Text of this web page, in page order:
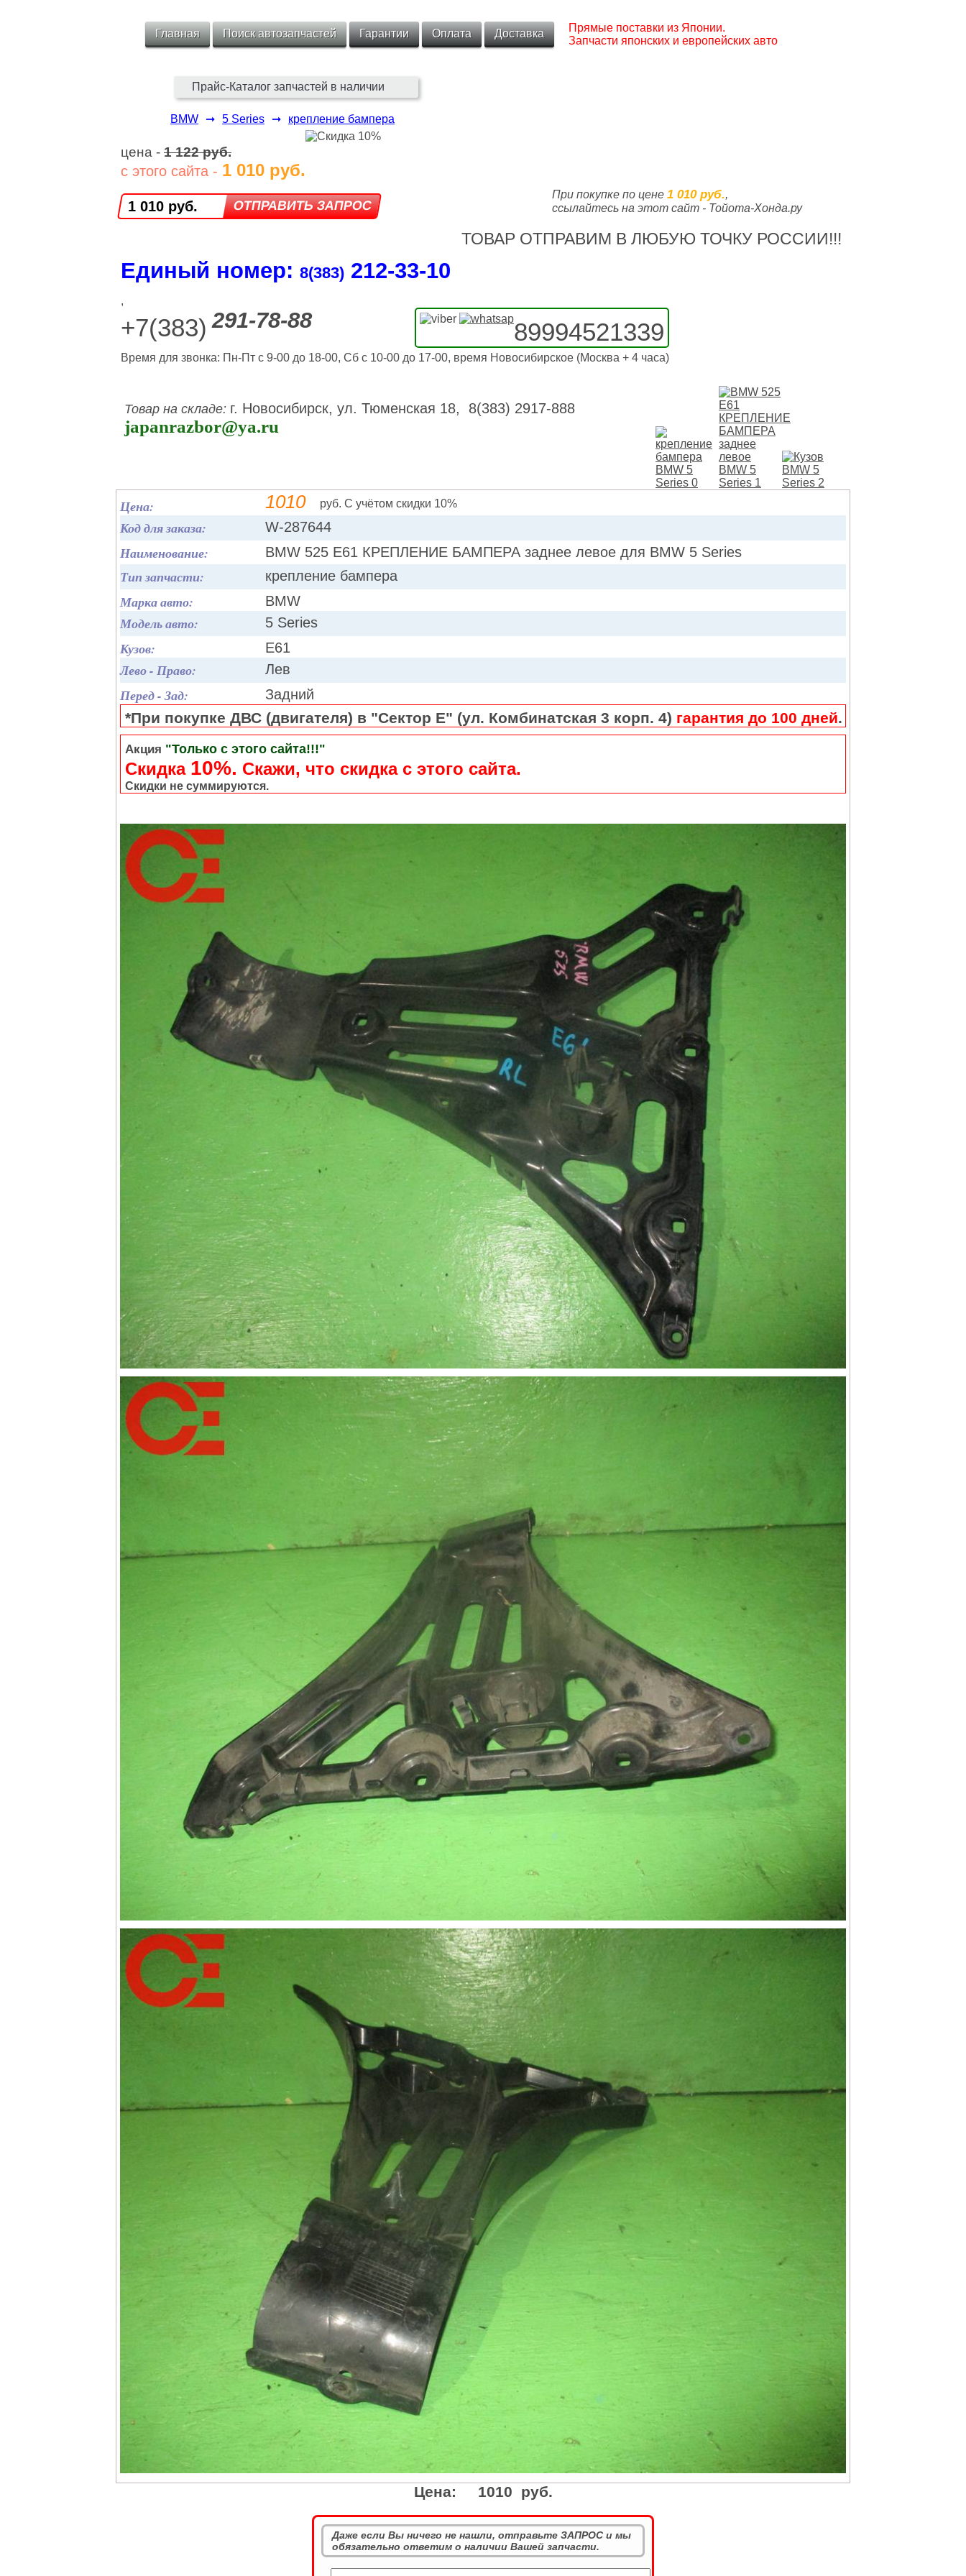
Главная Поиск автозапчастей Гарантии Оплата Доставка
Прямые поставки из Японии.
Запчасти японских и европейских авто
Прайс-Каталог запчастей в наличии
BMW ➞ 5 Series ➞ крепление бампера
цена - 1 122 руб.
с этого сайта - 1 010 руб.
1 010 руб.
При покупке по цене 1 010 руб.,
ссылайтесь на этот сайт - Тойота-Хонда.ру
ТОВАР ОТПРАВИМ В ЛЮБУЮ ТОЧКУ РОССИИ!!!
Единый номер: 8(383) 212‑33‑10
,
+7(383) 291-78-88 89994521339
Время для звонка: Пн-Пт с 9-00 до 18-00, Сб с 10-00 до 17-00, время Новосибирское (Москва + 4 часа)
Товар на складе: г. Новосибирск, ул. Тюменская 18, 8(383) 2917-888
japanrazbor@ya.ru
Цена: 1010 руб. С учётом скидки 10%
Код для заказа: W-287644
Наименование: BMW 525 E61 КРЕПЛЕНИЕ БАМПЕРА заднее левое для BMW 5 Series
Тип запчасти: крепление бампера
Марка авто: BMW
Модель авто: 5 Series
Кузов: E61
Лево - Право: Лев
Перед - Зад: Задний
*При покупке ДВС (двигателя) в "Сектор Е" (ул. Комбинатская 3 корп. 4) гарантия до 100 дней.
Акция "Только с этого сайта!!!"
Скидка 10%. Cкажи, что скидка с этого сайта.
Скидки не суммируются.
Цена: 1010 руб.
Даже если Вы ничего не нашли, отправьте ЗАПРОС и мы
обязательно ответим о наличии Вашей запчасти.